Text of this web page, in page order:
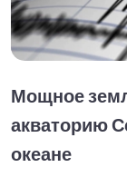
Мощное
акваторию
океане